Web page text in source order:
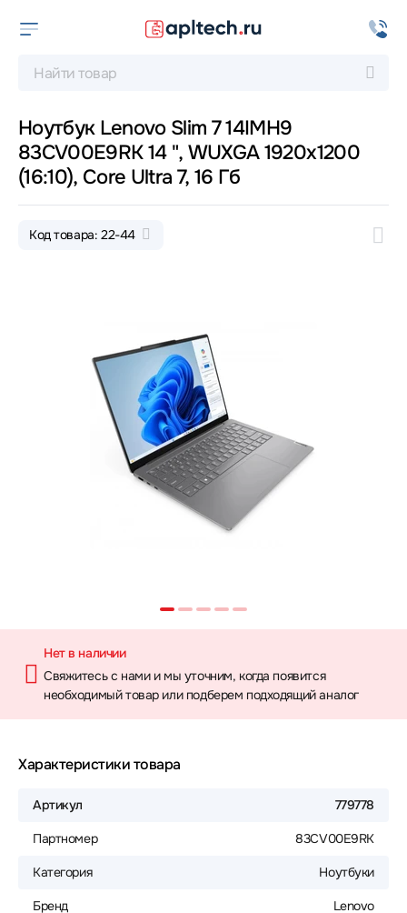
Ноутбук Lenovo Slim 7 14IMH9
83CV00E9RK 14 ", WUXGA 1920x1200
(16:10), Core Ultra 7, 16 Гб
Код товара: 22-44
Нет в наличии
Свяжитесь с нами и мы уточним, когда появится
необходимый товар или подберем подходящий аналог
Характеристики товара
Артикул 779778
Партномер 83CV00E9RK
Категория Ноутбуки
Бренд Lenovo